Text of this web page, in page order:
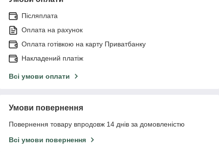
Післяплата
Оплата на рахунок
Оплата готівкою на карту Приватбанку
Накладений платіж
Всі умови оплати
Умови повернення
Повернення товару впродовж 14 днів за домовленістю
Всі умови повернення